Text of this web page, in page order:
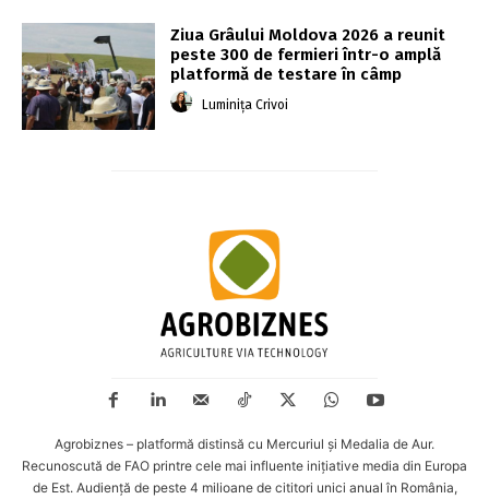
Ziua Grâului Moldova 2026 a reunit
peste 300 de fermieri într-o amplă
platformă de testare în câmp
Luminița Crivoi
Agrobiznes – platformă distinsă cu Mercuriul și Medalia de Aur.
Recunoscută de FAO printre cele mai influente inițiative media din Europa
de Est. Audiență de peste 4 milioane de cititori unici anual în România,